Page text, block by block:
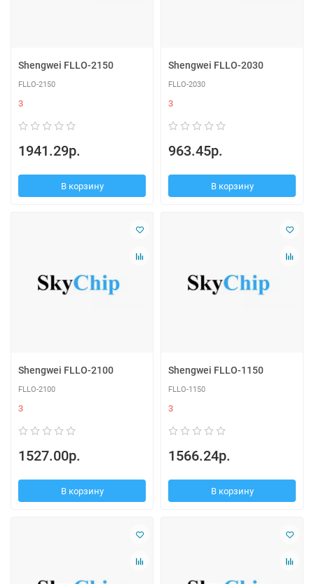
Shengwei FLLO-2150
FLLO-2150
3
1941.29р.
В корзину
Shengwei FLLO-2030
FLLO-2030
3
963.45р.
В корзину
Shengwei FLLO-2100
FLLO-2100
3
1527.00р.
В корзину
Shengwei FLLO-1150
FLLO-1150
3
1566.24р.
В корзину